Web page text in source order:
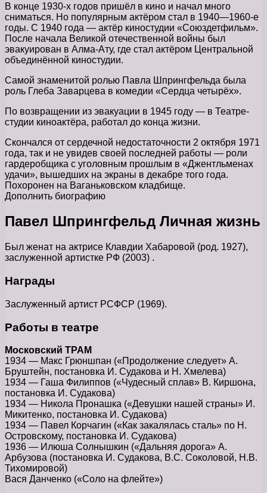
В конце 1930-х годов пришёл в кино и начал много
сниматься. Но популярным актёром стал в 1940—1960-е
годы. С 1940 года — актёр киностудии «Союздетфильм».
После начала Великой отечественной войны был
эвакуирован в Алма-Ату, где стал актёром Центральной
объединённой киностудии.
Самой знаменитой ролью Павла Шпрингфельда была
роль Глеба Заварцева в комедии «Сердца четырёх».
По возвращении из эвакуации в 1945 году — в Театре-
студии киноактёра, работал до конца жизни.
Скончался от сердечной недостаточности 2 октября 1971
года, так и не увидев своей последней работы — роли
гардеробщика с уголовным прошлым в «Джентльменах
удачи», вышедших на экраны в декабре того года.
Похоронен на Ваганьковском кладбище.
Дополнить биографию
Павел Шпрингфельд Личная жизнь
Был женат на актрисе Клавдии Хабаровой (род. 1927),
заслуженной артистке РФ (2003) .
Награды
Заслуженный артист РСФСР (1969).
Работы в театре
Московский ТРАМ
1934 — Макс Грюншпан («Продолжение следует» А.
Бруштейн, постановка И. Судакова и Н. Хмелева)
1934 — Гаша Филиппов («Чудесный сплав» В. Киршона,
постановка И. Судакова)
1934 — Никола Пронашка («Девушки нашей страны» И.
Микитенко, постановка И. Судакова)
1934 — Павел Корчагин («Как закалялась сталь» по Н.
Островскому, постановка И. Судакова)
1936 — Илюша Солнышкин («Дальняя дорога» А.
Арбузова (постановка И. Судакова, В.С. Соколовой, Н.В.
Тихомировой)
Вася Данченко («Соло на флейте»)